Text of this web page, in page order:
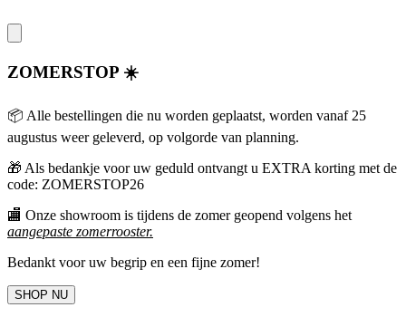
ZOMERSTOP ☀️
📦 Alle bestellingen die nu worden geplaatst, worden vanaf 25
augustus weer geleverd, op volgorde van planning.
🎁 Als bedankje voor uw geduld ontvangt u EXTRA korting met de
code: ZOMERSTOP26
🏬 Onze showroom is tijdens de zomer geopend volgens het
aangepaste zomerrooster.
Bedankt voor uw begrip en een fijne zomer!
SHOP NU